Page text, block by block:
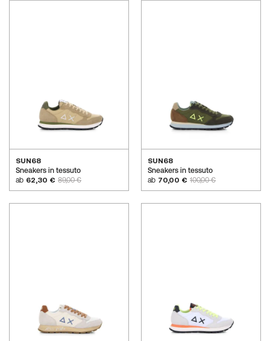
SUN68
Sneakers in tessuto
ab 62,30 € 89,00 €
SUN68
Sneakers in tessuto
ab 70,00 € 100,00 €